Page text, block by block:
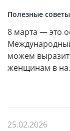
Полезные советы
8 марта — это
можем
женщинам в
25.02.2026